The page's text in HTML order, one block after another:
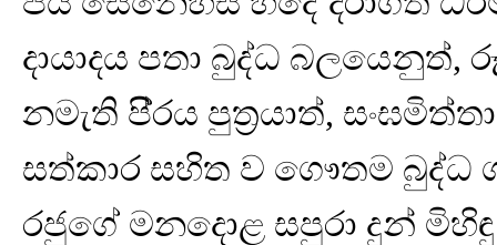
දායාදය පතා බුද්ධ
නමැති පි‍්‍රය පුත්‍රයාත්,
සත්කාර සහිත ව ගෞතම බුද්ධ
රජුගේ මනදොළ සපුරා දුන්